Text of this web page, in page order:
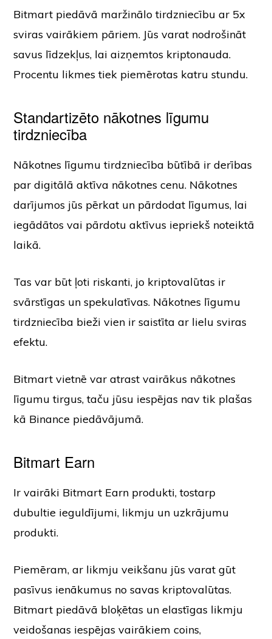
Bitmart piedāvā maržinālo tirdzniecību ar 5x
sviras vairākiem pāriem. Jūs varat nodrošināt
savus līdzekļus, lai aizņemtos kriptonauda.
Procentu likmes tiek piemērotas katru stundu.
Standartizēto nākotnes līgumu
tirdzniecība
Nākotnes līgumu tirdzniecība būtībā ir derības
par digitālā aktīva nākotnes cenu. Nākotnes
darījumos jūs pērkat un pārdodat līgumus, lai
iegādātos vai pārdotu aktīvus iepriekš noteiktā
laikā.
Tas var būt ļoti riskanti, jo kriptovalūtas ir
svārstīgas un spekulatīvas. Nākotnes līgumu
tirdzniecība bieži vien ir saistīta ar lielu sviras
efektu.
Bitmart vietnē var atrast vairākus nākotnes
līgumu tirgus, taču jūsu iespējas nav tik plašas
kā Binance piedāvājumā.
Bitmart Earn
Ir vairāki Bitmart Earn produkti, tostarp
dubultie ieguldījumi, likmju un uzkrājumu
produkti.
Piemēram, ar likmju veikšanu jūs varat gūt
pasīvus ienākumus no savas kriptovalūtas.
Bitmart piedāvā bloķētas un elastīgas likmju
veidošanas iespējas vairākiem coins,